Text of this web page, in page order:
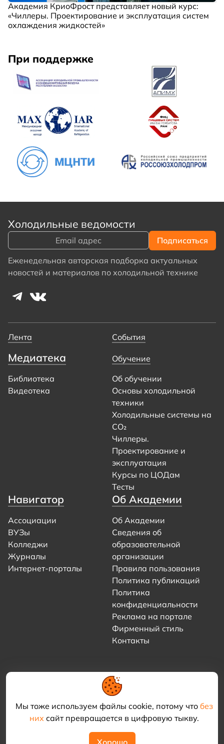
Академия КриоФрост представляет новый курс:
«Чиллеры. Проектирование и эксплуатация систем
охлаждения жидкостей»
Мы тоже используем файлы cookie, потому что без
нихсайт превращается в цифровую тыкву.
Хорошо
При поддержке
Холодильные ведомости
Еженедельная авторская подборка актуальных
новостей и материалов по холодильной технике
Лента События
Медиатека
Библиотека
Видеотека
Обучение
Об обучении
Основы холодильной
техники
Холодильные системы на
CO₂
Чиллеры.
Проектирование и
эксплуатация
Курсы по ЦОДам
Тесты
Навигатор
Ассоциации
ВУЗы
Колледжи
Журналы
Интернет-порталы
Об Академии
Об Академии
Сведения об
образовательной
организации
Правила пользования
Политика публикаций
Политика
конфиденциальности
Реклама на портале
Фирменный стиль
Контакты
© 2021–2026 «Академия КриоФрост»